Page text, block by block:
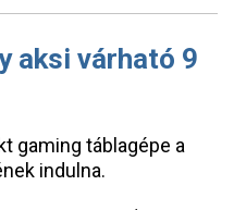
aksi várható 9
gaming táblagépe a
indulna.